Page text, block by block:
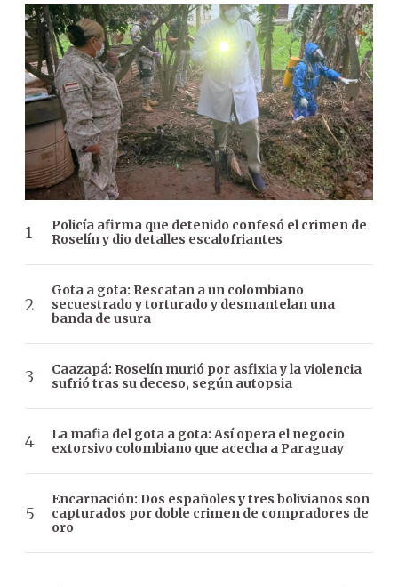
Policía afirma que detenido confesó el crimen de
Roselín y dio detalles escalofriantes
Gota a gota: Rescatan a un colombiano
secuestrado y torturado y desmantelan una
banda de usura
Caazapá: Roselín murió por asfixia y la violencia
sufrió tras su deceso, según autopsia
La mafia del gota a gota: Así opera el negocio
extorsivo colombiano que acecha a Paraguay
Encarnación: Dos españoles y tres bolivianos son
capturados por doble crimen de compradores de
oro